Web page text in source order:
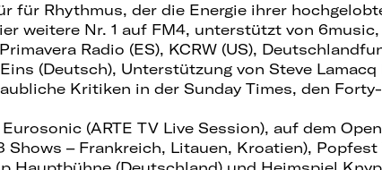
für Rhythmus, der die Energie ihrer
weitere Nr. 1 auf FM4, unterstützt von 6music,
Radio (ES), KCRW (US),
(Deutsch), Unterstützung von Steve Lamacq
Kritiken in der Sunday Times, den
(ARTE TV Live Session), auf dem
Shows – Frankreich, Litauen, Kroatien), Popfest